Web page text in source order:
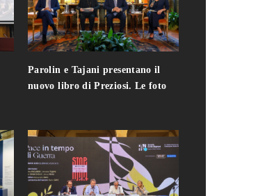
Parolin e Tajani presentano il
nuovo libro di Preziosi. Le foto